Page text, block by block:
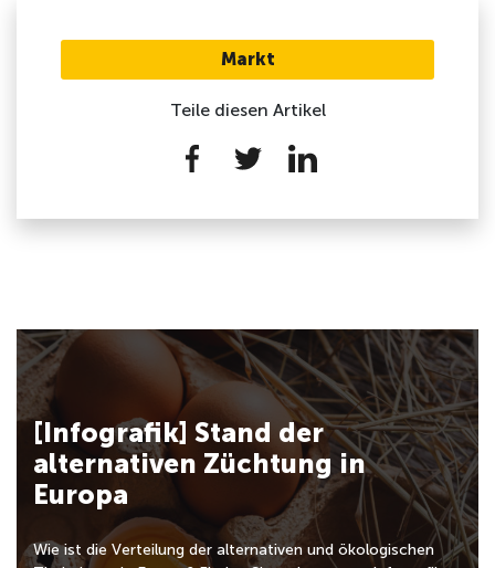
Markt
Teile diesen Artikel
[Infografik] Stand der
alternativen Züchtung in
Europa
Wie ist die Verteilung der alternativen und ökologischen